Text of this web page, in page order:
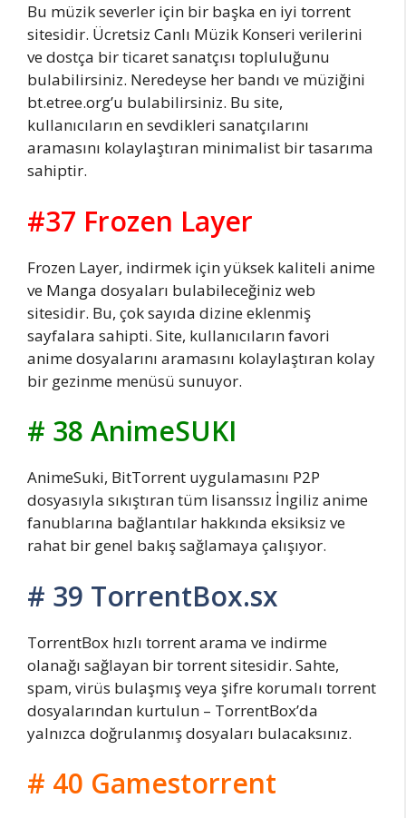
Bu müzik severler için bir başka en iyi torrent
sitesidir. Ücretsiz Canlı Müzik Konseri verilerini
ve dostça bir ticaret sanatçısı topluluğunu
bulabilirsiniz. Neredeyse her bandı ve müziğini
bt.etree.org’u bulabilirsiniz. Bu site,
kullanıcıların en sevdikleri sanatçılarını
aramasını kolaylaştıran minimalist bir tasarıma
sahiptir.
#37 Frozen Layer
Frozen Layer, indirmek için yüksek kaliteli anime
ve Manga dosyaları bulabileceğiniz web
sitesidir. Bu, çok sayıda dizine eklenmiş
sayfalara sahipti. Site, kullanıcıların favori
anime dosyalarını aramasını kolaylaştıran kolay
bir gezinme menüsü sunuyor.
# 38 AnimeSUKI
AnimeSuki, BitTorrent uygulamasını P2P
dosyasıyla sıkıştıran tüm lisanssız İngiliz anime
fanublarına bağlantılar hakkında eksiksiz ve
rahat bir genel bakış sağlamaya çalışıyor.
# 39 TorrentBox.sx
TorrentBox hızlı torrent arama ve indirme
olanağı sağlayan bir torrent sitesidir. Sahte,
spam, virüs bulaşmış veya şifre korumalı torrent
dosyalarından kurtulun – TorrentBox’da
yalnızca doğrulanmış dosyaları bulacaksınız.
# 40 Gamestorrent